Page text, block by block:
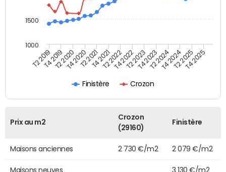
Finistère Crozon
T2 2019T4 2019T2 2020T4 2020T2 2021T4 2021T2 2022T4 2022T2 2023T4 2023T2 2024T4 2024T2 2025T4 2025
1000
1500
Prix au m2
Crozon
(29160)
Finistère
Maisons anciennes 2 730 €/m2 2 079 €/m2
Maisons neuves 3 130 €/m2